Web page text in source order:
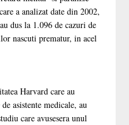
a analizat date din 2002,
dus la 1.096 de cazuri de
nascuti prematur, in acel
Harvard care au
asistente medicale, au
care avusesera unul